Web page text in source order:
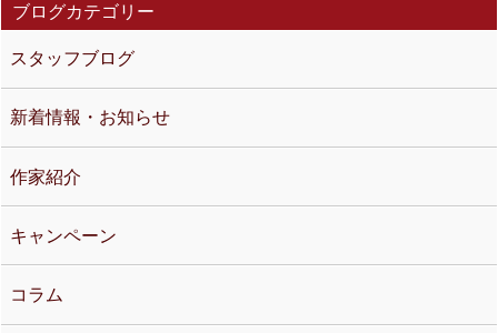
ブログカテゴリー
スタッフブログ
新着情報・お知らせ
作家紹介
キャンペーン
コラム